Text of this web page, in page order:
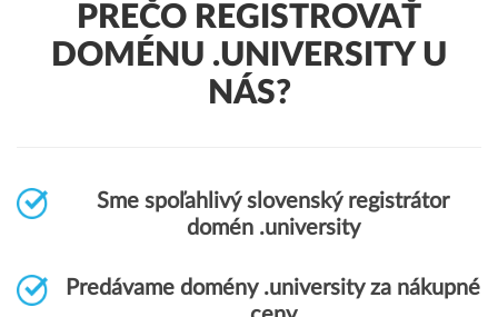
PREČO REGISTROVAŤ
DOMÉNU .UNIVERSITY U
NÁS?
Sme spoľahlivý slovenský registrátor
domén .university
Predávame domény .university za nákupné